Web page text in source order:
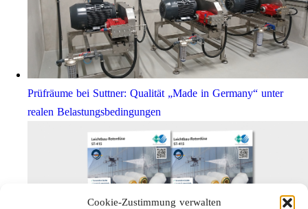
Cookie-Zustimmung verwalten
Prüfräume bei Suttner: Qualität „Made in Germany“ unter
realen Belastungsbedingungen